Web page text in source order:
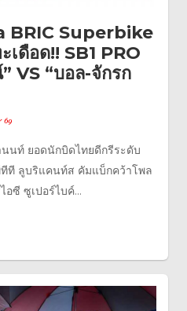
BRIC Superbike
ดือด!! SB1 PRO
VS “บอล-จักรก
69
นท์ ยอดนักบิดไทยดีกรีระดับ
ที ลูบริแคนท์ส คัมแบ็กคว้าโพล
ซี ซูเปอร์ไบค์...